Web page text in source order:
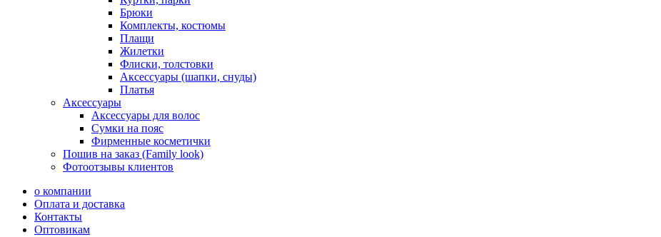
Брюки
Комплекты, костюмы
Плащи
Жилетки
Флиски, толстовки
Аксессуары (шапки, снуды)
Платья
Аксессуары
Аксессуары для волос
Сумки на пояс
Фирменные косметички
Пошив на заказ (Family look)
Фотоотзывы клиентов
о компании
Оплата и доставка
Контакты
Оптовикам